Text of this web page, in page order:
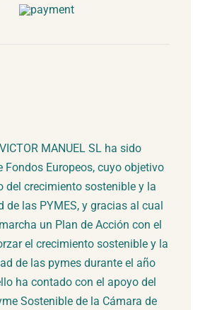
MANUEL SL ha sido
Fondos Europeos, cuyo objetivo
del crecimiento sostenible y la
de las PYMES, y gracias al cual
un Plan de Acción con el
el crecimiento sostenible y la
de las pymes durante el año
ha contado con el apoyo del
Sostenible de la Cámara de